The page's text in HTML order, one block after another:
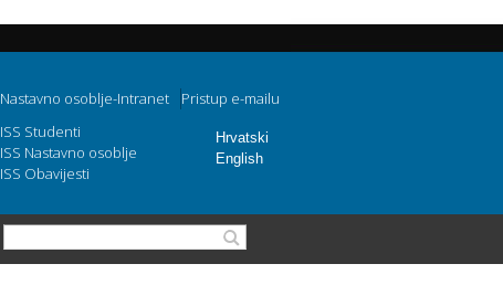
Hrvatski
English
Nastavno osoblje-Intranet
Pristup e-mailu
ISS Studenti
ISS Nastavno osoblje
ISS Obavijesti
Search form